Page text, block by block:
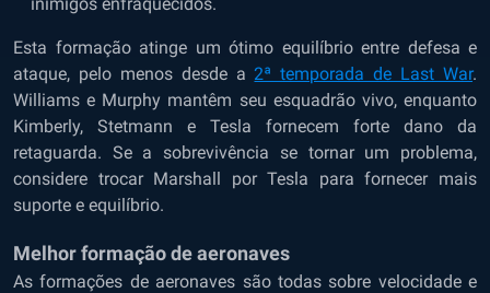
Esta formação atinge um ótimo equilíbrio entre defesa e
ataque, pelo menos desde a2ª temporada de Last War.
Williams e Murphy mantêm seu esquadrão vivo, enquanto
Kimberly, Stetmann e Tesla fornecem forte dano da
retaguarda. Se a sobrevivência se tornar um problema,
considere trocar Marshall por Tesla para fornecer mais
suporte e equilíbrio.
Melhor formação de aeronaves
As formações de aeronaves são todas sobre velocidade e